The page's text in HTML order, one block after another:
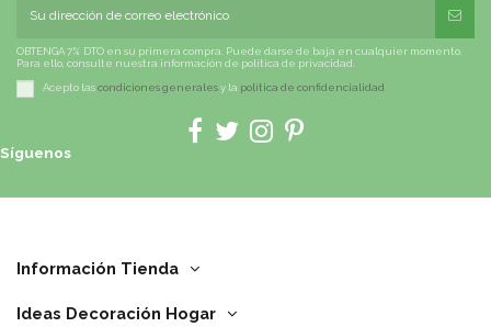
OBTENGA 7% DTO en su primera compra. Puede darse de baja en cualquier momento.
Para ello, consulte nuestra información de política de privacidad.
Acepto lascondiciones generalesy la política de confidencialidad
Síguenos
Información Tienda
Ideas Decoración Hogar